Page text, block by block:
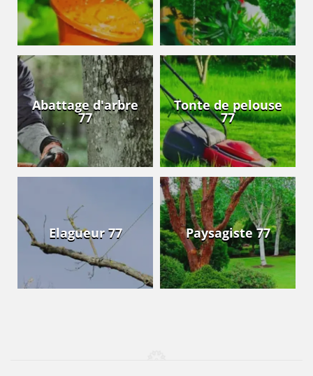
Abattage d'arbre
77
Tonte de pelouse
77
Elagueur 77 Paysagiste 77